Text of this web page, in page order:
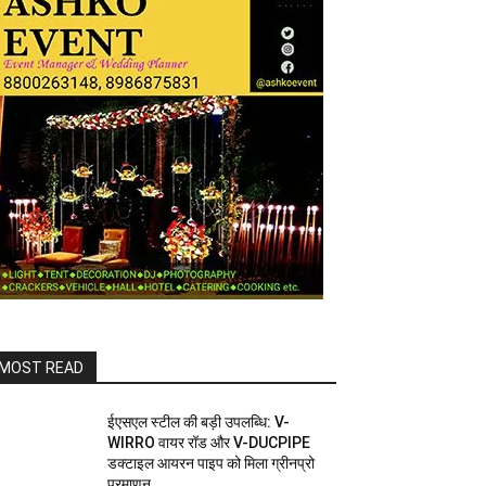
READ
ईएसएल स्टील की बड़ी उपलब्धि: V-
WIRRO वायर रॉड और V-DUCPIPE
डक्टाइल आयरन पाइप को मिला ग्रीनप्रो